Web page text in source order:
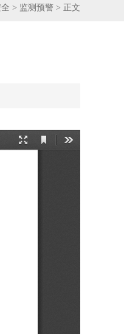
> 监测预警 > 正文